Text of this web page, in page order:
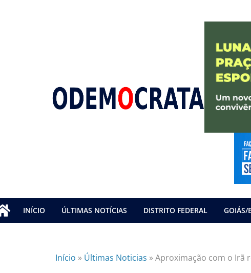
INÍCIO ÚLTIMAS NOTÍCIAS DISTRITO FEDERAL GOIÁS/
Início » Últimas Noticias »Aproximação com o Irã